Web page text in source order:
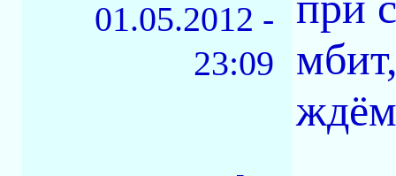
01.05.2012 -
23:09